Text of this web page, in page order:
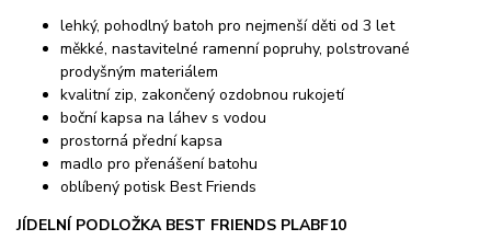
lehký, pohodlný batoh pro nejmenší děti od 3 let
měkké, nastavitelné ramenní popruhy, polstrované
prodyšným materiálem
kvalitní zip, zakončený ozdobnou rukojetí
boční kapsa na láhev s vodou
prostorná přední kapsa
madlo pro přenášení batohu
oblíbený potisk Best Friends
JÍDELNÍ PODLOŽKA BEST FRIENDS PLABF10